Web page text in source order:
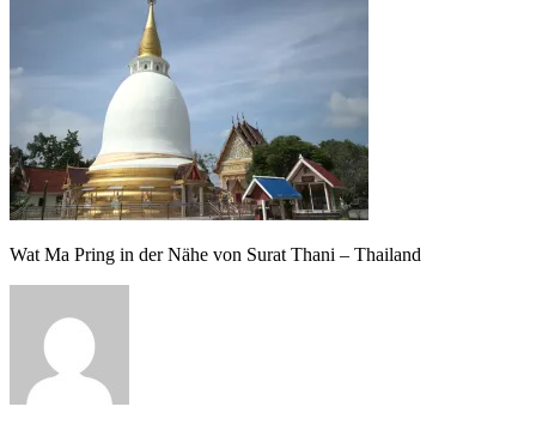
Wat Ma Pring in der Nähe von Surat Thani – Thailand